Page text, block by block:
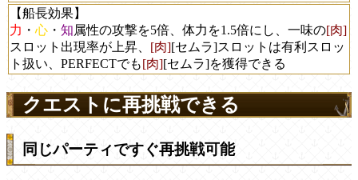
【船長効果】
力 ・ 心 ・ 知属性の攻撃を5倍、体力を1.5倍にし、一味の[肉]
スロット出現率が上昇、 [肉][セムラ]スロットは有利スロッ
ト扱い、PERFECTでも[肉][セムラ]を獲得できる
クエストに再挑戦できる
同じパーティですぐ再挑戦可能